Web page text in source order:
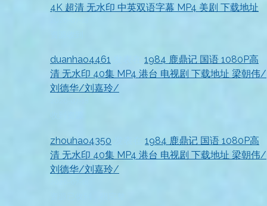
4K 超清 无水印 中英双语字幕 MP4 美剧 下载地址
duanhao4461
1984 鹿鼎记 国语 1080P高
清 无水印 40集 MP4 港台 电视剧 下载地址 梁朝伟/
刘德华/刘嘉玲/
zhouhao4350
1984 鹿鼎记 国语 1080P高
清 无水印 40集 MP4 港台 电视剧 下载地址 梁朝伟/
刘德华/刘嘉玲/